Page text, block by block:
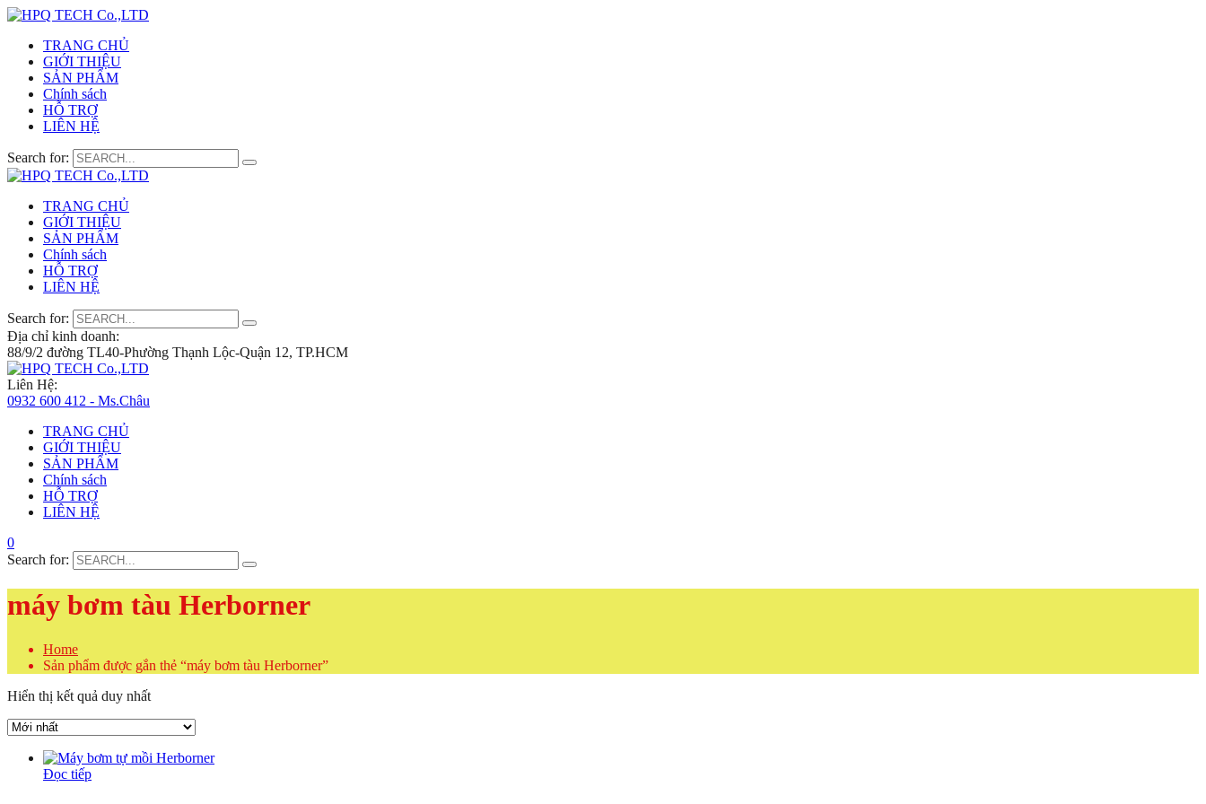
TRANG CHỦ
GIỚI THIỆU
SẢN PHẨM
Chính sách
HỖ TRỢ
LIÊN HỆ
Search for:
TRANG CHỦ
GIỚI THIỆU
SẢN PHẨM
Chính sách
HỖ TRỢ
LIÊN HỆ
Search for:
Địa chỉ kinh doanh:
88/9/2 đường TL40-Phường Thạnh Lộc-Quận 12, TP.HCM
Liên Hệ:
0932 600 412 - Ms.Châu
TRANG CHỦ
GIỚI THIỆU
SẢN PHẨM
Chính sách
HỖ TRỢ
LIÊN HỆ
0
Search for:
máy bơm tàu Herborner
Home
Sản phẩm được gắn thẻ “máy bơm tàu Herborner”
Hiển thị kết quả duy nhất
Đọc tiếp